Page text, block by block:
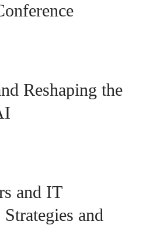
Reshaping the
and IT
and